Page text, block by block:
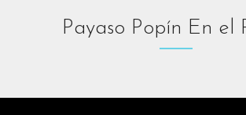
Payaso Popín En el